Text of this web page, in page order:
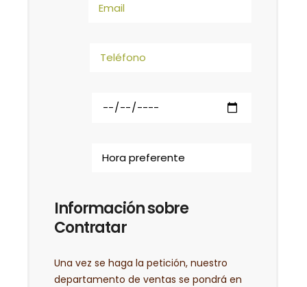
Información sobre
Contratar
Una vez se haga la petición, nuestro
departamento de ventas se pondrá en